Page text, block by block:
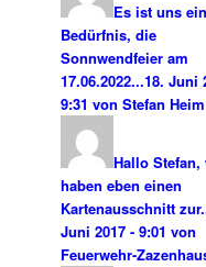
Es ist uns ein
Bedürfnis, die
Sonnwendfeier am
17.06.2022...18. Juni
9:31 von Stefan Heim
Hallo Stefan,
haben eben einen
Kartenausschnitt
Juni 2017 - 9:01 von
Feuerwehr-